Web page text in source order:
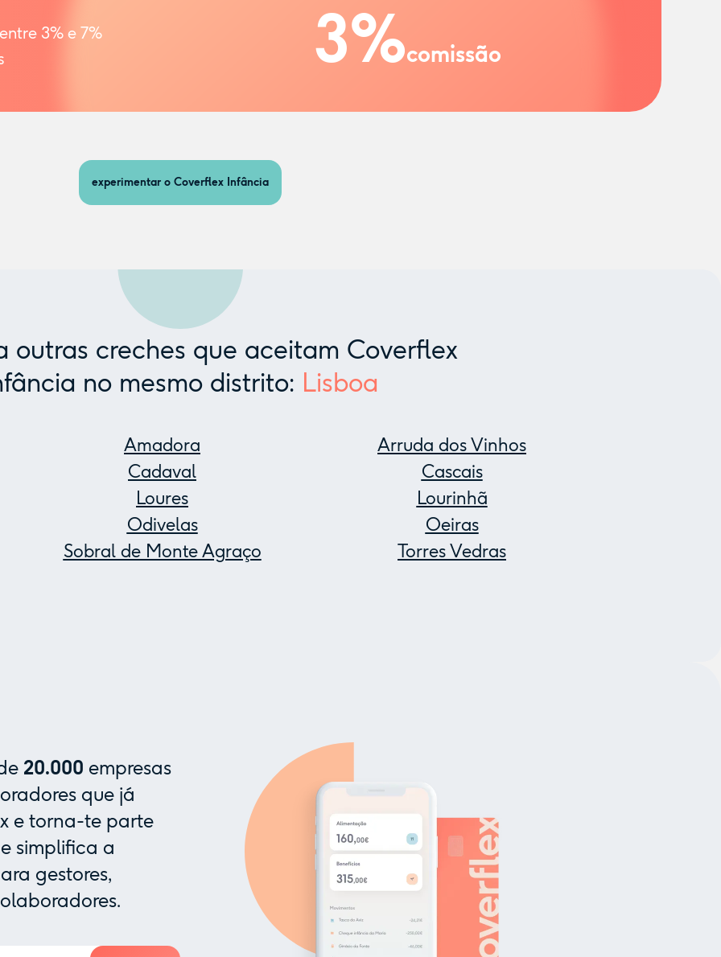
3% e 7%
3%comissão
experimentar o Coverflex Infância
outras creches que aceitam Coverflex
no mesmo distrito: Lisboa
Amadora
Arruda dos Vinhos
Cadaval
Cascais
Loures
Lourinhã
Odivelas
Oeiras
Sobral de Monte Agraço
Torres Vedras
20.000 empresas
que já
e torna-te parte
simplifica a
gestores,